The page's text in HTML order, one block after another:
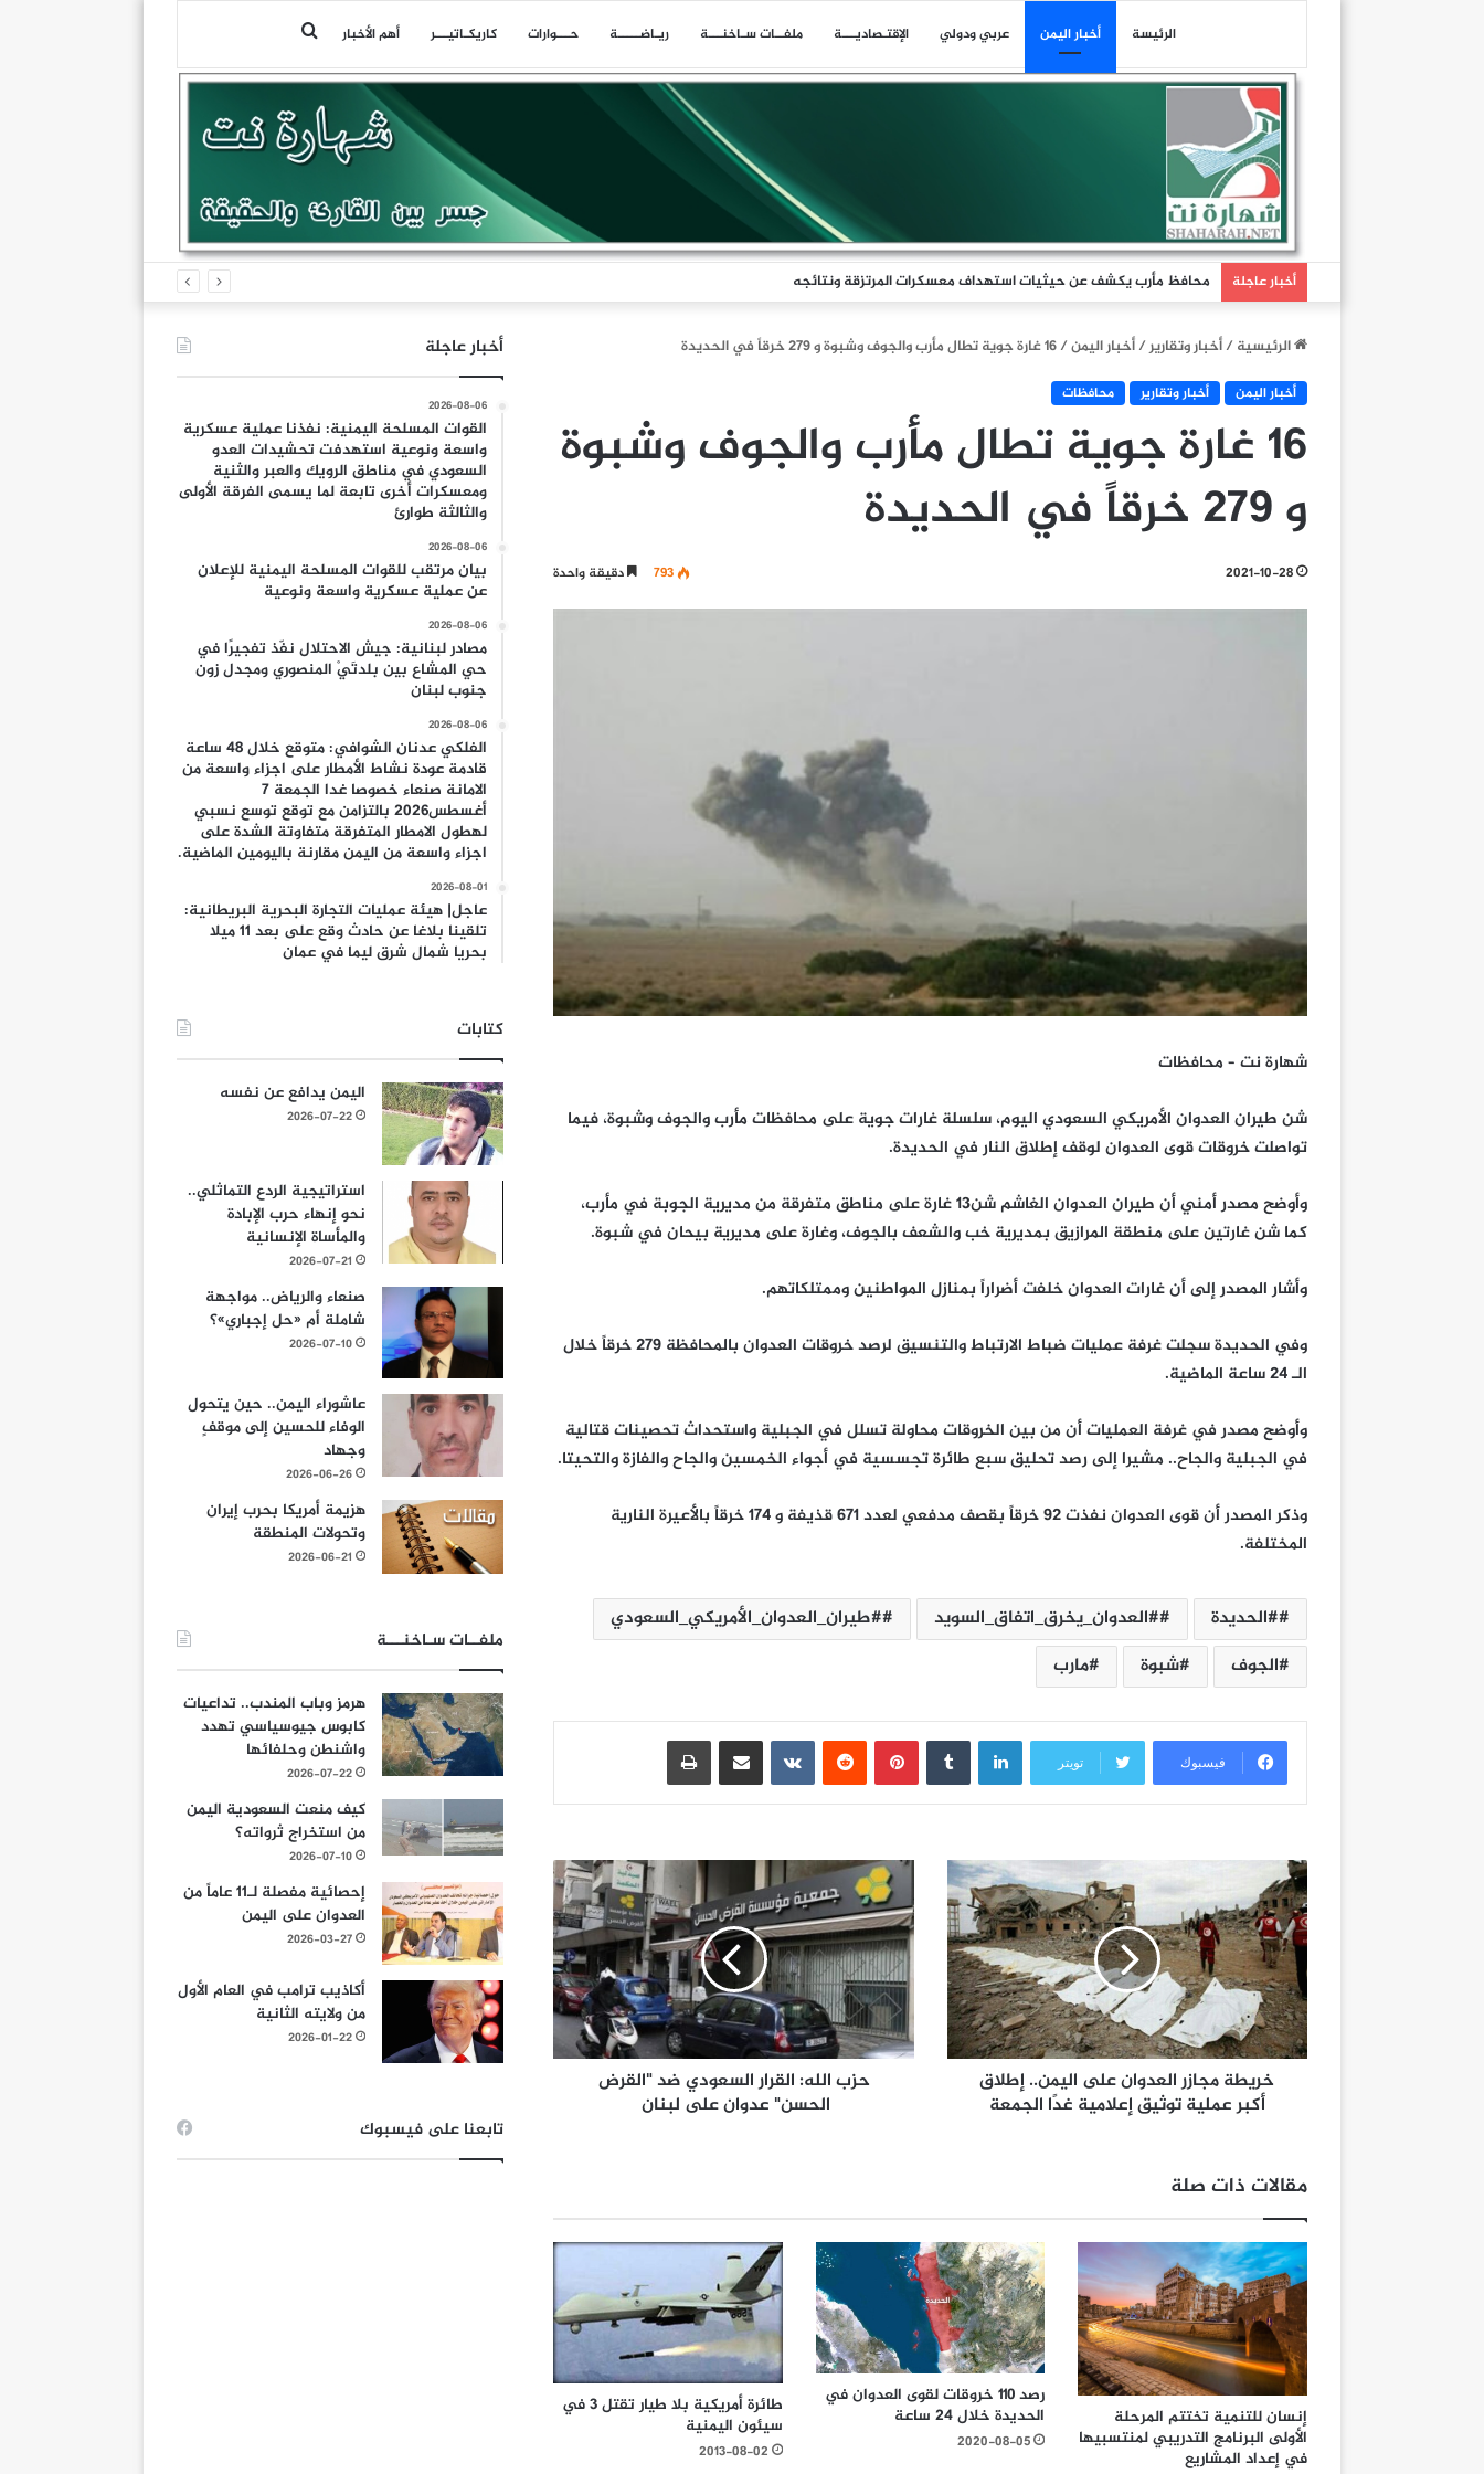
الرئيسة أخبار اليمن عربي ودولي اﻹقتـصاديـــة ملفــات سـاخنـــة ريـاضـــــة حـــوارات كاريكـاتيـــر أهم الأخبار بحث
أخبار عاجلة محافظ مأرب يكشف عن حيثيات استهداف معسكرات المرتزقة ونتائجه
الرئيسية/أخبار وتقارير/أخبار اليمن/16 غارة جوية تطال مأرب والجوف وشبوة و 279 خرقاً في الحديدة
أخبار اليمن أخبار وتقارير محافظات
16 غارة جوية تطال مأرب والجوف وشبوة
و 279 خرقاً في الحديدة
2021-10-28
793 دقيقة واحدة
شهارة نت – محافظات
شن طيران العدوان الأمريكي السعودي اليوم، سلسلة غارات جوية على محافظات مأرب والجوف وشبوة، فيما
تواصلت خروقات قوى العدوان لوقف إطلاق النار في الحديدة.
وأوضح مصدر أمني أن طيران العدوان الغاشم شن13 غارة على مناطق متفرقة من مديرية الجوبة في مأرب،
كما شن غارتين على منطقة المرازيق بمديرية خب والشعف بالجوف، وغارة على مديرية بيحان في شبوة.
وأشار المصدر إلى أن غارات العدوان خلفت أضراراً بمنازل المواطنين وممتلكاتهم.
وفي الحديدة سجلت غرفة عمليات ضباط الارتباط والتنسيق لرصد خروقات العدوان بالمحافظة 279 خرقاً خلال
الـ 24 ساعة الماضية.
وأوضح مصدر في غرفة العمليات أن من بين الخروقات محاولة تسلل في الجبلية واستحداث تحصينات قتالية
في الجبلية والجاح.. مشيرا إلى رصد تحليق سبع طائرة تجسسية في أجواء الخمسين والجاح والفازة والتحيتا.
وذكر المصدر أن قوى العدوان نفذت 92 خرقاً بقصف مدفعي لعدد 671 قذيفة و 174 خرقاً بالأعيرة النارية
المختلفة.
#الحديدة #العدوان_يخرق_اتفاق_السويد
#طيران_العدوان_الأمريكي_السعودي
الجوف
شبوة مارب
فيسبوك تويتر
لينكدإن بينتيريست مشاركة عبر البريد طباعة
خريطة مجازر العدوان على اليمن.. إطلاق
أكبر عملية توثيق إعلامية غدًا الجمعة
حزب الله: القرار السعودي ضد "القرض
الحسن" عدوان على لبنان
مقالات ذات صلة
إنسان للتنمية تختتم المرحلة
الأولى البرنامج التدريبي لمنتسبيها
في إعداد المشاريع
رصد ١١٠ خروقات لقوى العدوان في
الحديدة خلال 24 ساعة
2020-08-05
طائرة أمريكية بلا طيار تقتل 3 في
سيئون اليمنية
2013-08-02
أخبار عاجلة
2026-08-06
القوات المسلحة اليمنية: نفذنا عملية عسكرية
واسعة ونوعية استهدفت تحشيدات العدو
السعودي في مناطق الرويك والعبر والثنية
ومعسكرات أخرى تابعة لما يسمى الفرقة الأولى
والثالثة طوارئ
2026-08-06
بيان مرتقب للقوات المسلحة اليمنية للإعلان
عن عملية عسكرية واسعة ونوعية
2026-08-06
مصادر لبنانية: جيش الاحتلال نفّذ تفجيرًا في
حي المشاع بين بلدتَيْ المنصوري ومجدل زون
جنوب لبنان
2026-08-06
الفلكي عدنان الشوافي: متوقع خلال 48 ساعة
قادمة عودة نشاط الأمطار على اجزاء واسعة من
الامانة صنعاء خصوصا غدا الجمعة 7
أغسطس2026 بالتزامن مع توقع توسع نسبي
لهطول الامطار المتفرقة متفاوتة الشدة على
اجزاء واسعة من اليمن مقارنة باليومين الماضية.
2026-08-01
عاجل| هيئة عمليات التجارة البحرية البريطانية:
تلقينا بلاغا عن حادث وقع على بعد 11 ميلا
بحريا شمال شرق ليما في عمان
كتابات
اليمن يدافع عن نفسه
2026-07-22
استراتيجية الردع التماثلي..
نحو إنهاء حرب الإبادة
والمأساة الإنسانية
2026-07-21
صنعاء والرياض.. مواجهة
شاملة أم «حل إجباري»؟
2026-07-10
عاشوراء اليمن.. حين يتحول
الوفاء للحسين إلى موقفٍ
وجهاد
2026-06-26
هزيمة أمريكا بحرب إيران
وتحولات المنطقة
2026-06-21
ملفــات سـاخنـــة
هرمز وباب المندب.. تداعيات
كابوس جيوسياسي تهدد
واشنطن وحلفائها
2026-07-22
كيف منعت السعودية اليمن
من استخراج ثرواته؟
2026-07-10
إحصائية مفصلة لـ11 عاماً من
العدوان على اليمن
2026-03-27
أكاذيب ترامب في العام الأول
من ولايته الثانية
2026-01-22
تابعنا على فيسبوك